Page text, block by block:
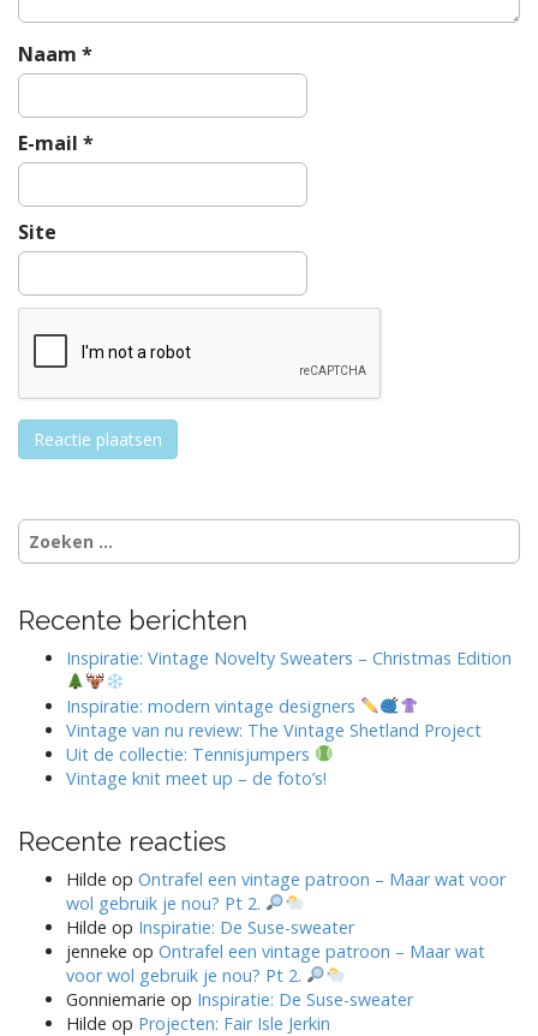
t
i
e
Naam *
E-mail *
Site
Zoeken
naar:
Recente berichten
Inspiratie: Vintage Novelty Sweaters – Christmas Edition
Inspiratie: modern vintage designers
Vintage van nu review: The Vintage Shetland Project
Uit de collectie: Tennisjumpers
Vintage knit meet up – de foto’s!
Recente reacties
Hilde op Ontrafel een vintage patroon – Maar wat voor
wol gebruik je nou? Pt 2.
Hilde op Inspiratie: De Suse-sweater
jenneke op Ontrafel een vintage patroon – Maar wat
voor wol gebruik je nou? Pt 2.
Gonniemarie op Inspiratie: De Suse-sweater
Hilde op Projecten: Fair Isle Jerkin